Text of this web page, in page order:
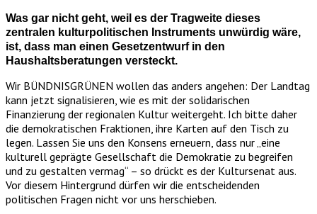
Was gar nicht geht, weil es der Tragweite dieses
zentralen kulturpolitischen Instruments unwürdig wäre,
ist, dass man einen Gesetzentwurf in den
Haushaltsberatungen versteckt.
Wir BÜNDNISGRÜNEN wollen das anders angehen: Der Landtag
kann jetzt signalisieren, wie es mit der solidarischen
Finanzierung der regionalen Kultur weitergeht. Ich bitte daher
die demokratischen Fraktionen, ihre Karten auf den Tisch zu
legen. Lassen Sie uns den Konsens erneuern, dass nur „eine
kulturell geprägte Gesellschaft die Demokratie zu begreifen
und zu gestalten vermag“ – so drückt es der Kultursenat aus.
Vor diesem Hintergrund dürfen wir die entscheidenden
politischen Fragen nicht vor uns herschieben.